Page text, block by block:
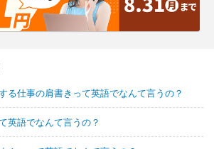
る仕事の肩書きって英語でなんて言うの？
英語でなんて言うの？